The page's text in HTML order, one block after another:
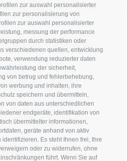
zur auswahl personalisierter
zur personalisierung von
zur auswahl personalisierter
messung der performance
durch statistiken oder
verschiedenen quellen, entwicklung
verwendung reduzierter daten
der sicherheit,
von betrug und fehlerbehebung,
werbung und inhalten, ihre
speichern und übermitteln,
von daten aus unterschiedlichen
endgeräte, identifikation von
übermittelter informationen,
geräte anhand von aktiv
Es steht Ihnen frei, Ihre
oder zu widerrufen, ohne
führt. Wenn Sie auf
SPORT UND
MENGE
SKIFAHREN
WANDERN
HOCHALPINE
BIKEN
LANGLAUFEN